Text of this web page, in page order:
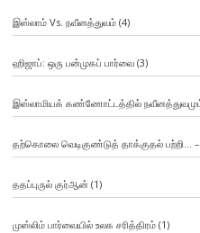
இஸ்லாம் Vs. நவீனத்துவம்(4)
ஹிஜாப்: ஒரு பன்முகப் பார்வை(3)
இஸ்லாமியக் கண்ணோட்டத்தில் நவீனத்துவமும்
தற்கொலை வெடிகுண்டுத் தாக்குதல் பற்றி…
ததப்புருல் குர்ஆன் (1)
முஸ்லிம் பார்வையில் உலக சரித்திரம்(1)